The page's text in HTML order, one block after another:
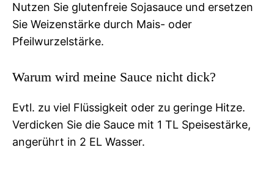
Nutzen Sie glutenfreie Sojasauce und ersetzen
Sie Weizenstärke durch Mais- oder
Pfeilwurzelstärke.
Warum wird meine Sauce nicht dick?
Evtl. zu viel Flüssigkeit oder zu geringe Hitze.
Verdicken Sie die Sauce mit 1 TL Speisestärke,
angerührt in 2 EL Wasser.